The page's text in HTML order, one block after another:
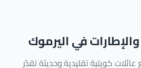
في اليرموك
كويتية تقليدية وحديثة تقدّر